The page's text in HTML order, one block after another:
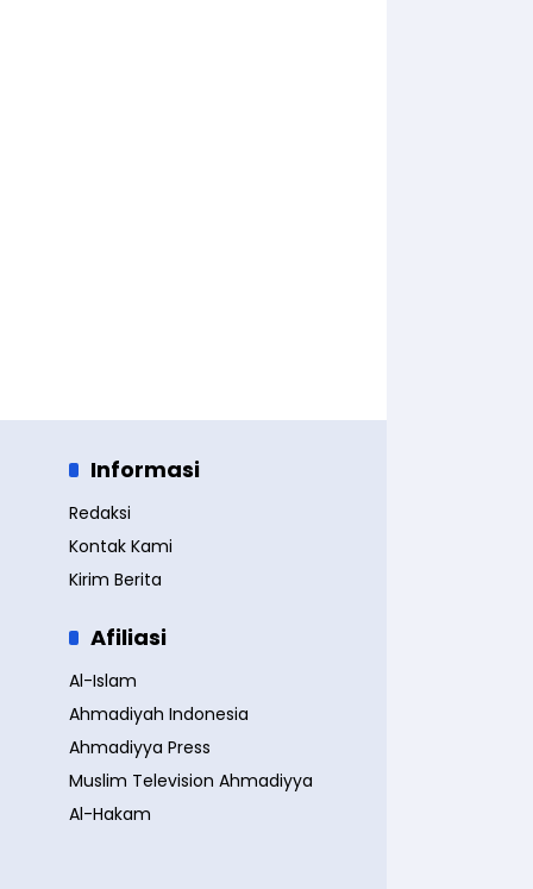
Informasi
Redaksi
Kontak Kami
Kirim Berita
Afiliasi
Al-Islam
Ahmadiyah Indonesia
Ahmadiyya Press
Muslim Television Ahmadiyya
Al-Hakam